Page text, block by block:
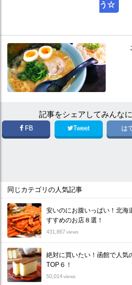
う☆
記事をシェアしてみんな
FB Tweet は
同じカテゴリの人気記事
安いのにお腹いっぱい！北海
すすめのお店８選！
431,867views
絶対に買いたい！函館で人気
TOP６！
50,014views